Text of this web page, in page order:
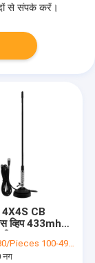
से संपर्क करें।
CB
व्हिप 433mhz
100-499 Pieces
नग